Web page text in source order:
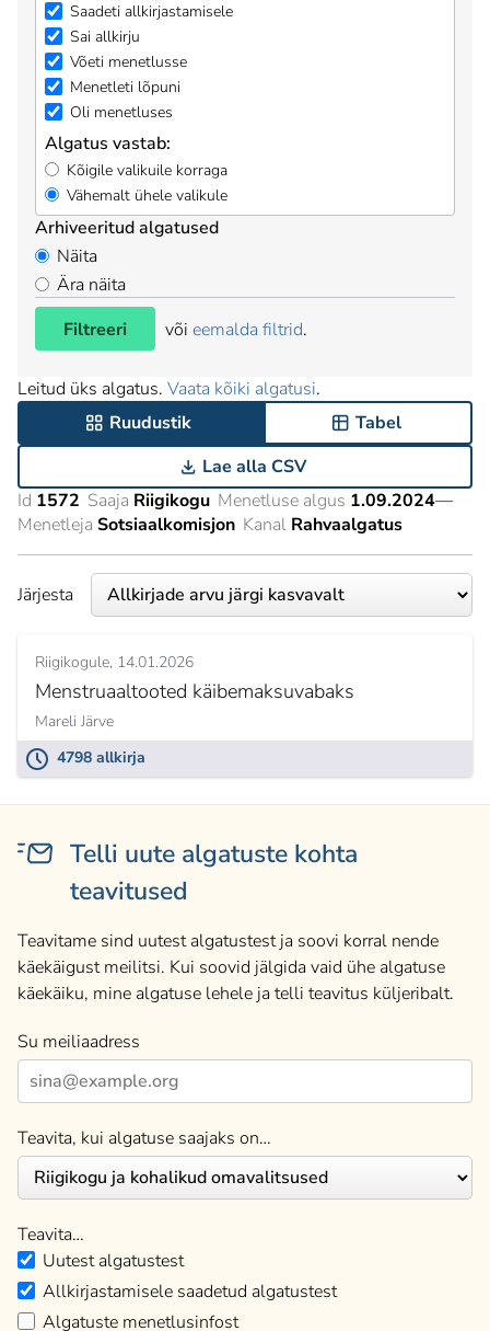
Saadeti allkirjastamisele
Sai allkirju
Võeti menetlusse
Menetleti lõpuni
Oli menetluses
Algatus vastab:
Kõigile valikuile korraga
Vähemalt ühele valikule
Arhiveeritud algatused
Näita
Ära näita
Filtreeri
või eemalda filtrid.
Leitud üks algatus. Vaata kõiki algatusi.
Ruudustik
Tabel
Lae alla CSV
Id 1572 Saaja Riigikogu Menetluse algus 1.09.2024—
Menetleja Sotsiaalkomisjon Kanal Rahvaalgatus
Järjesta
Riigikogule 14.01.2026
Menstruaaltooted käibemaksuvabaks
Mareli Järve
4798 allkirja
Telli uute algatuste kohta
teavitused
Teavitame sind uutest algatustest ja soovi korral nende
käekäigust meilitsi. Kui soovid jälgida vaid ühe algatuse
käekäiku, mine algatuse lehele ja telli teavitus küljeribalt.
Su meiliaadress
Teavita, kui algatuse saajaks on…
Teavita…
Uutest algatustest
Allkirjastamisele saadetud algatustest
Algatuste menetlusinfost